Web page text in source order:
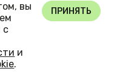
вы
с
и
.
ПРИНЯТЬ